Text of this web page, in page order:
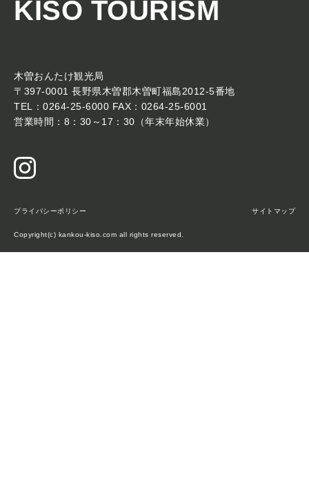
KISO TOURISM
木曽おんたけ観光局
〒397-0001 長野県木曽郡木曽町福島2012-5番地
TEL：0264-25-6000 FAX：0264-25-6001
営業時間：8：30～17：30（年末年始休業）
プライバシーポリシー サイトマップ
Copyright(c) kankou-kiso.com all rights reserved.